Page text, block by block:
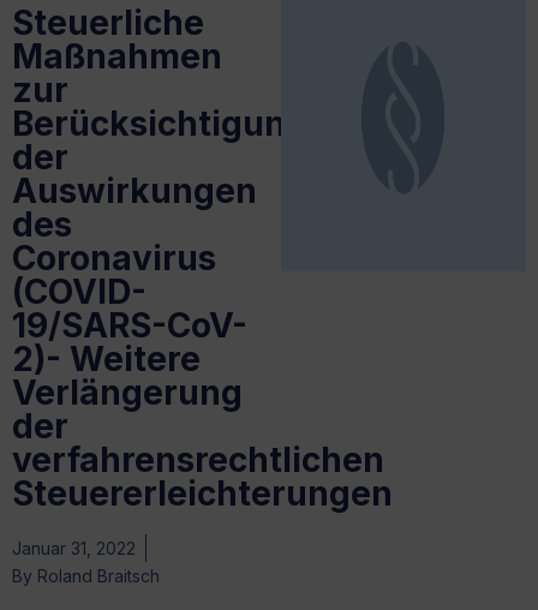
Steuerliche
Maßnahmen
zur
Berücksichtigung
der
Auswirkungen
des
Coronavirus
(COVID-
19/SARS-CoV-
2)- Weitere
Verlängerung
der
verfahrensrechtlichen
Steuererleichterungen
Januar 31, 2022
By Roland Braitsch